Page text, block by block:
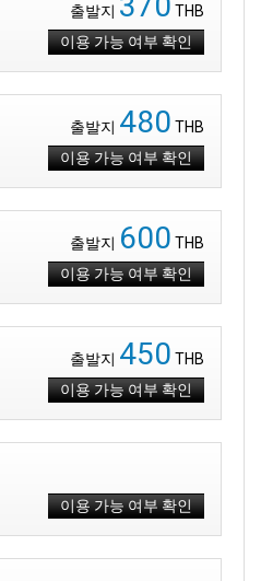
출발지
THB
이용 가능 여부 확인
출발지 480 THB
이용 가능 여부 확인
출발지 600 THB
이용 가능 여부 확인
출발지 450 THB
이용 가능 여부 확인
이용 가능 여부 확인